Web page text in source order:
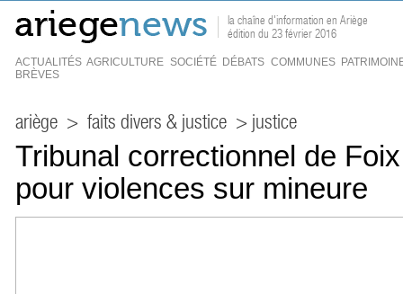
la chaîne d'information en Ariège
édition du 23 février 2016
ACTUALITÉS AGRICULTURE SOCIÉTÉ DÉBATS COMMUNES
BRÈVES
ariège > faits divers & justice > justice
Tribunal correctionnel de
pour violences sur mineure